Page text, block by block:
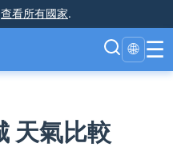
查看所有國家.
🌐 ☰
天氣比較